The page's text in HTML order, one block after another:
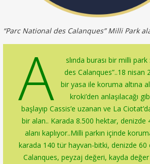
“Parc National des Calanques” Milli Park
A
slında burası bir milli
des Calanques”..18 nisan
bir yasa ile koruma altına
kroki’den anlaşılacağı
başlayıp Cassis’e uzanan ve La
bir alan.. Karada 8.500 hektar, denizde
alanı kaplıyor..Milli parkın içinde
karada 140 tür hayvan-bitki, denizde 60
Calanques, peyzaj değeri, kayda